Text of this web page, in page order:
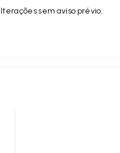
sem aviso prévio.